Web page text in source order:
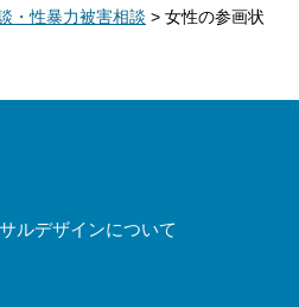
・性暴力被害相談 > 女性の参画状
ルデザインについて